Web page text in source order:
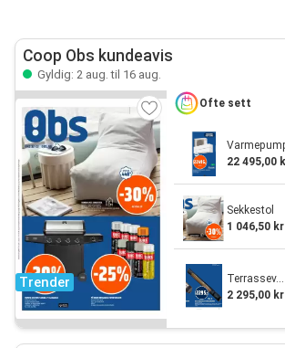
Coop Obs kundeavis
Gyldig: 2 aug. til 16 aug.
Trender
Ofte sett
22 495,00
Sekkestol
1 046,50 kr
Terrassev...
2 295,00 kr